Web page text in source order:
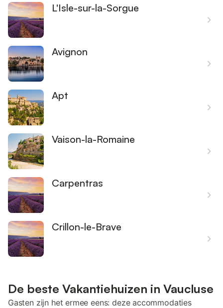
L'Isle-sur-la-Sorgue
Avignon
Apt
Vaison-la-Romaine
Carpentras
Crillon-le-Brave
De beste Vakantiehuizen in Vaucluse
Gasten zijn het ermee eens: deze accommodaties